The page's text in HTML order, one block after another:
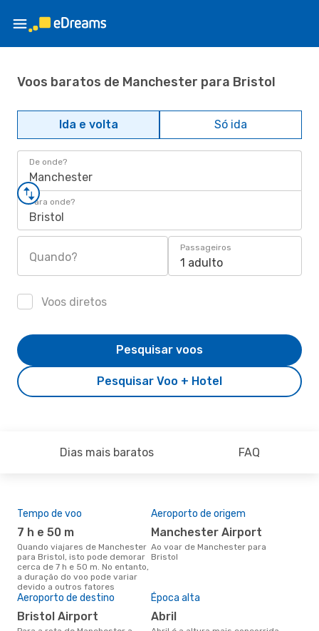
Voos baratos de Manchester para Bristol
Ida e volta Só ida
De onde?
Manchester
Para onde?
Bristol
Quando?
Passageiros
1 adulto
Voos diretos
Pesquisar Voo + Hotel
Pesquisar voos
Dias mais baratos FAQ
Tempo de voo
7 h e 50 m
Quando viajares de Manchester
para Bristol, isto pode demorar
cerca de 7 h e 50 m. No entanto,
a duração do voo pode variar
devido a outros fatores
Aeroporto de origem
Manchester Airport
Ao voar de Manchester para
Bristol
Aeroporto de destino
Bristol Airport
Época alta
abril